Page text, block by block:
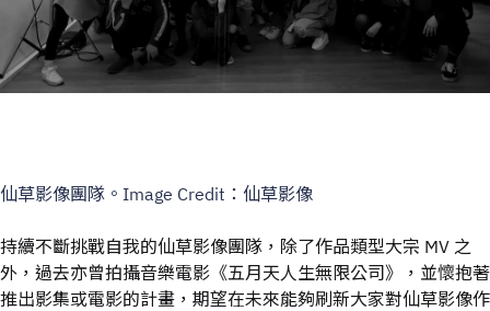
仙草影像團隊。Image Credit：仙草影像
持續不斷挑戰自我的仙草影像團隊，除了作品類型大宗 MV 之
外，過去亦曾拍攝音樂電影《五月天人生無限公司》，並懷抱著
推出影集或電影的計畫，期望在未來能夠刷新大家對仙草影像作